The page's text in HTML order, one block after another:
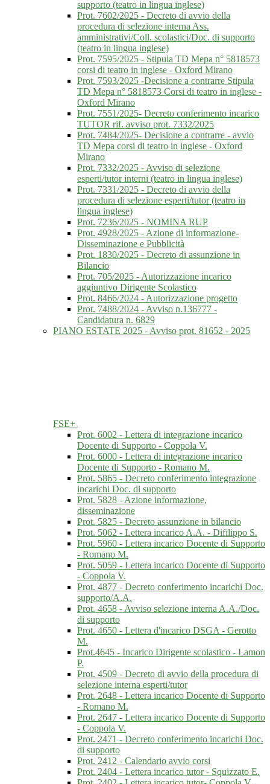
supporto (teatro in lingua inglese)
Prot. 7602/2025 - Decreto di avvio della
procedura di selezione interna Ass.
amministrativi/Coll. scolastici/Doc. di supporto
(teatro in lingua inglese)
Prot. 7595/2025 - Stipula TD Mepa n° 5818573
corsi di teatro in inglese - Oxford Mirano
Prot. 7593/2025 -Decisione a contrarre Stipula
TD Mepa n° 5818573 Corsi di teatro in inglese -
Oxford Mirano
Prot. 7551/2025- Decreto conferimento incarico
TUTOR rif. avviso prot. 7332/2025
Prot. 7484/2025- Decisione a contrarre - avvio
TD Mepa corsi di teatro in inglese - Oxford
Mirano
Prot. 7332/2025 - Avviso di selezione
esperti/tutor interni (teatro in lingua inglese)
Prot. 7331/2025 - Decreto di avvio della
procedura di selezione esperti/tutor (teatro in
lingua inglese)
Prot. 7236/2025 - NOMINA RUP
Prot. 4928/2025 - Azione di informazione-
Disseminazione e Pubblicità
Prot. 1830/2025 - Decreto di assunzione in
Bilancio
Prot. 705/2025 - Autorizzazione incarico
aggiuntivo Dirigente Scolastico
Prot. 8466/2024 - Autorizzazione progetto
Prot. 7488/2024 - Avviso n.136777 -
Candidatura n. 6829
PIANO ESTATE 2025 - Avviso prot. 81652 - 2025
FSE+
Prot. 6002 - Lettera di integrazione incarico
Docente di Supporto - Coppola V.
Prot. 6000 - Lettera di integrazione incarico
Docente di Supporto - Romano M.
Prot. 5865 - Decreto conferimento integrazione
incarichi Doc. di supporto
Prot. 5828 - Azione informazione,
disseminazione
Prot. 5825 - Decreto assunzione in bilancio
Prot. 5062 - Lettera incarico A.A. - Difilippo S.
Prot. 5960 - Lettera incarico Docente di Supporto
- Romano M.
Prot. 5059 - Lettera incarico Docente di Supporto
- Coppola V.
Prot. 4877 - Decreto conferimento incarichi Doc.
supporto/A.A.
Prot. 4658 - Avviso selezione interna A.A./Doc.
di supporto
Prot. 4650 - Lettera d'incarico DSGA - Gerotto
M.
Prot.4645 - Incarico Dirigente scolastico - Lamon
P.
Prot. 4509 - Decreto di avvio della procedura di
selezione interna esperti/tutor
Prot. 2648 - Lettera incarico Docente di Supporto
- Romano M.
Prot. 2647 - Lettera incarico Docente di Supporto
- Coppola V.
Prot. 2471 - Decreto conferimento incarichi Doc.
di supporto
Prot. 2412 - Calendario avvio corsi
Prot. 2404 - Lettera incarico tutor - Squizzato E.